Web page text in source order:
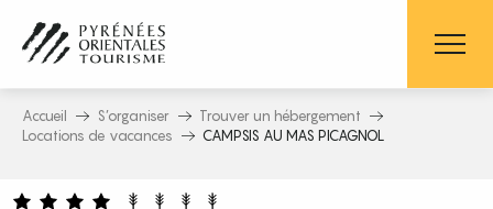
contenu
principal
Accueil S’organiser
Trouver un hébergement
Locations de vacances
CAMPSIS AU MAS PICAGNOL